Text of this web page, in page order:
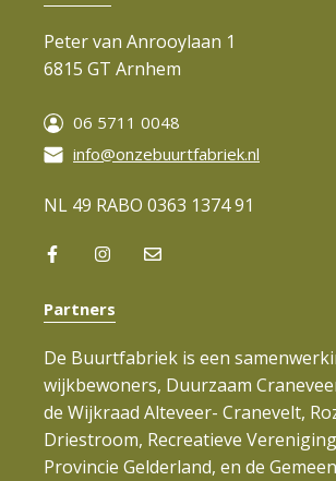
Peter van Anrooylaan 1
6815 GT Arnhem
06 5711 0048
info@onzebuurtfabriek.nl
NL 49 RABO 0363 1374 91
Partners
De Buurtfabriek is een
wijkbewoners, Duurzaam
de Wijkraad Alteveer- Cranevelt,
Driestroom, Recreatieve
Provincie Gelderland, en de